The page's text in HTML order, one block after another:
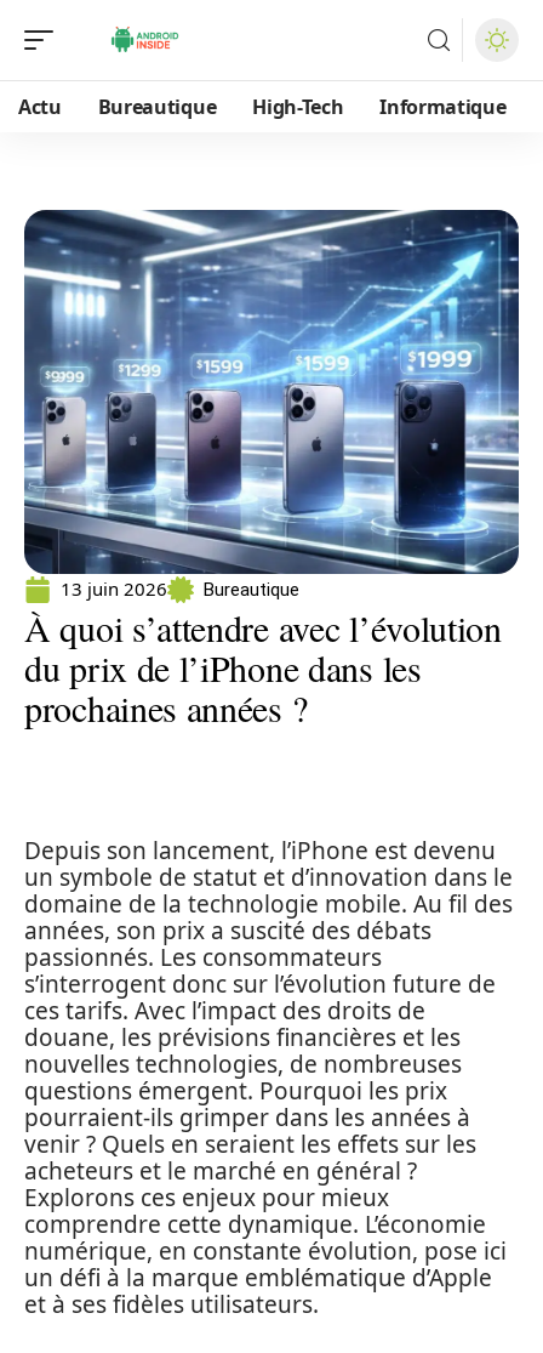
Actu Bureautique High-Tech Informatique
13 juin 2026 Bureautique
À quoi s’attendre avec l’évolution
du prix de l’iPhone dans les
prochaines années ?
Depuis son lancement, l’iPhone est devenu
un symbole de statut et d’innovation dans le
domaine de la technologie mobile. Au fil des
années, son prix a suscité des débats
passionnés. Les consommateurs
s’interrogent donc sur l’évolution future de
ces tarifs. Avec l’impact des droits de
douane, les prévisions financières et les
nouvelles technologies, de nombreuses
questions émergent. Pourquoi les prix
pourraient-ils grimper dans les années à
venir ? Quels en seraient les effets sur les
acheteurs et le marché en général ?
Explorons ces enjeux pour mieux
comprendre cette dynamique. L’économie
numérique, en constante évolution, pose ici
un défi à la marque emblématique d’Apple
et à ses fidèles utilisateurs.